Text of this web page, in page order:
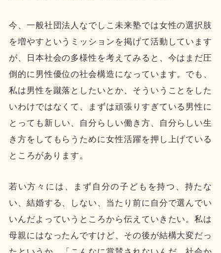
今、一般社団法人なでしこ未来塾では女性の選択肢
を増やすというミッションを掲げて活動しています
が、日本社会の多様性を考えてみると、今はまだ圧
倒的に男性優位の社会構造になっています。でも、
私は男性を蹴落としたいとか、そういうことをした
いわけではなくて、まずは頑張りすぎている男性に
とっても新しい、自分らしい働き方、自分らしい生
き方をしてもらうために女性活躍を押し上げている
ところがあります。
若い方々には、まず自分の子どもを持つ、持たな
い、結婚する、しない、当たり前に自分で選んでい
いんだよっていうところから伝えていきたい。私は
母親にはなったんですけど、その後が結構大変だっ